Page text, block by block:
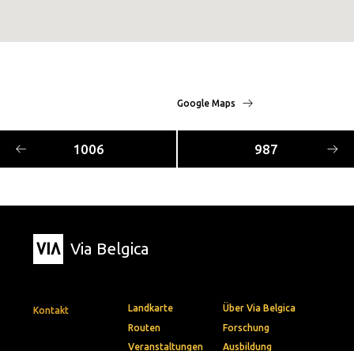
Google Maps
1006 987
Via Belgica
Kontakt
Landkarte
Routen
Veranstaltungen
Über Via Belgica
Forschung
Ausbildung